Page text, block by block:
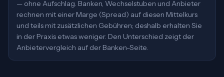
— ohne Aufschlag. Banken, Wechselstuben und Anbieter
rechnen mit einer Marge (Spread) auf diesen Mittelkurs
und teils mit zusätzlichen Gebühren; deshalb erhalten Sie
in der Praxis etwas weniger. Den Unterschied zeigt der
Anbietervergleich auf der Banken-Seite.